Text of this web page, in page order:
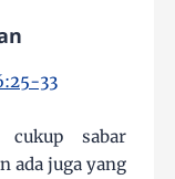
33
cukup sabar
ada juga yang